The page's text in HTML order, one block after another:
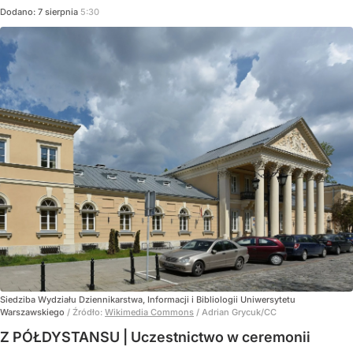
Dodano: 7 sierpnia 5:30
Siedziba Wydziału Dziennikarstwa, Informacji i Bibliologii Uniwersytetu
Warszawskiego / Źródło: Wikimedia Commons / Adrian Grycuk/CC
Z PÓŁDYSTANSU | Uczestnictwo w ceremonii